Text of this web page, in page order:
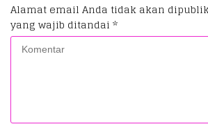
Alamat email Anda tidak akan
yang wajib ditandai *